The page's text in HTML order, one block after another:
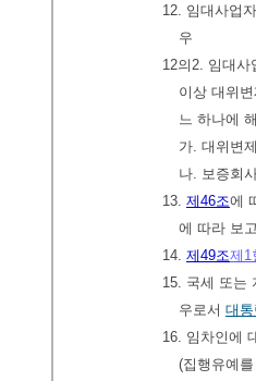
12. 임대사업
우
12의2. 임대
이상 대위
느 하나에
가. 대위변
나. 보증회
13. 제46조에
에 따라 보
14. 제49조제1
15. 국세 또는
우로서 대
16. 임차인에
(집행유예